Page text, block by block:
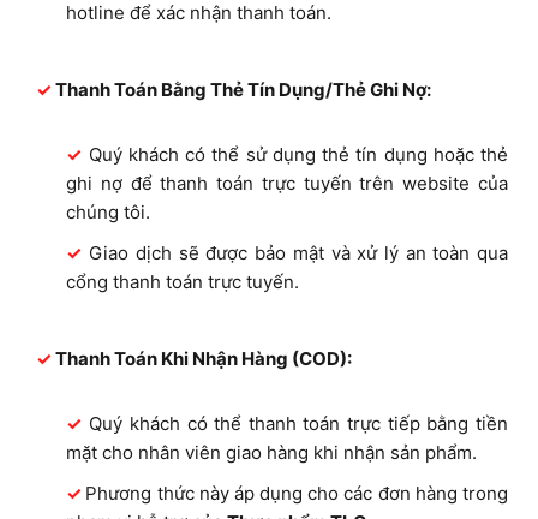
hotline để xác nhận thanh toán.
Thanh Toán Bằng Thẻ Tín Dụng/Thẻ Ghi Nợ:
Quý khách có thể sử dụng thẻ tín dụng hoặc thẻ
ghi nợ để thanh toán trực tuyến trên website của
chúng tôi.
Giao dịch sẽ được bảo mật và xử lý an toàn qua
cổng thanh toán trực tuyến.
Thanh Toán Khi Nhận Hàng (COD):
Quý khách có thể thanh toán trực tiếp bằng tiền
mặt cho nhân viên giao hàng khi nhận sản phẩm.
Phương thức này áp dụng cho các đơn hàng trong